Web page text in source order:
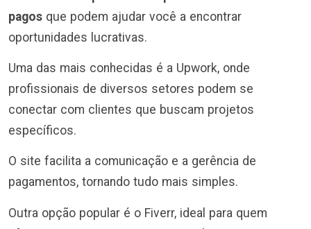
pagos que podem ajudar você a encontrar
oportunidades lucrativas.
Uma das mais conhecidas é a Upwork, onde
profissionais de diversos setores podem se
conectar com clientes que buscam projetos
específicos.
O site facilita a comunicação e a gerência de
pagamentos, tornando tudo mais simples.
Outra opção popular é o Fiverr, ideal para quem